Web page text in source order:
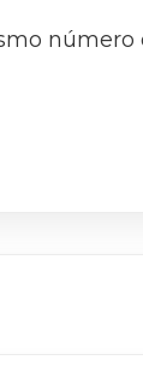
número